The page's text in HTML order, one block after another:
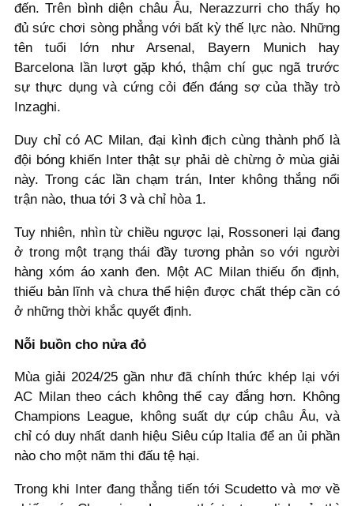
đến. Trên bình diện châu Âu, Nerazzurri cho thấy họ
đủ sức chơi sòng phẳng với bất kỳ thế lực nào. Những
tên tuổi lớn như Arsenal, Bayern Munich hay
Barcelona lần lượt gặp khó, thậm chí gục ngã trước
sự thực dụng và cứng cỏi đến đáng sợ của thầy trò
Inzaghi.
Duy chỉ có AC Milan, đại kình địch cùng thành phố là
đội bóng khiến Inter thật sự phải dè chừng ở mùa giải
này. Trong các lần chạm trán, Inter không thắng nổi
trận nào, thua tới 3 và chỉ hòa 1.
Tuy nhiên, nhìn từ chiều ngược lại, Rossoneri lại đang
ở trong một trạng thái đầy tương phản so với người
hàng xóm áo xanh đen. Một AC Milan thiếu ổn định,
thiếu bản lĩnh và chưa thể hiện được chất thép cần có
ở những thời khắc quyết định.
Nỗi buồn cho nửa đỏ
Mùa giải 2024/25 gần như đã chính thức khép lại với
AC Milan theo cách không thể cay đắng hơn. Không
Champions League, không suất dự cúp châu Âu, và
chỉ có duy nhất danh hiệu Siêu cúp Italia để an ủi phần
nào cho một năm thi đấu tệ hại.
Trong khi Inter đang thẳng tiến tới Scudetto và mơ về